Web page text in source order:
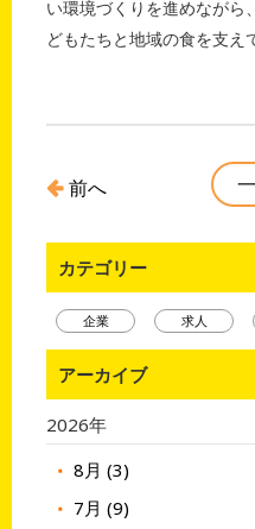
い環境づくりを進めながら
どもたちと地域の食を支え
前へ
カテゴリー
企業 求人
アーカイブ
2026年
8月 (3)
7月 (9)